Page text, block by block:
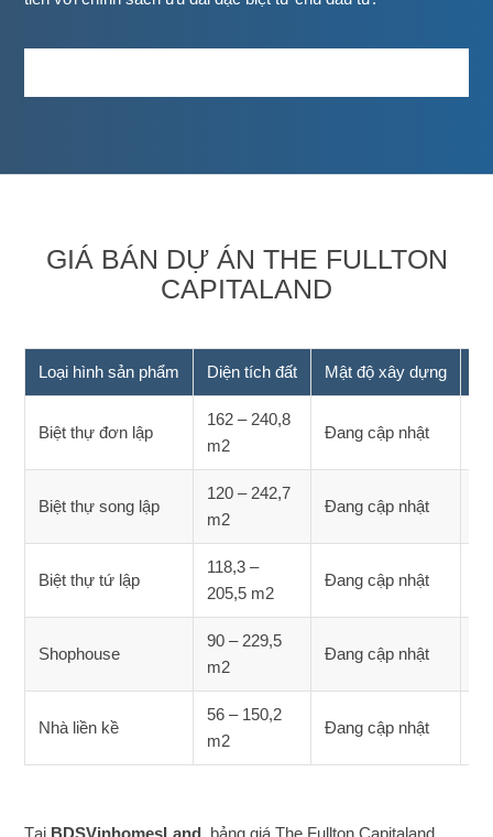
GIÁ BÁN DỰ ÁN THE FULLTON
CAPITALAND
Loại hình sản phẩm Diện tích đất Mật độ xây dựng
Biệt thự đơn lập
162 – 240,8
m2
Đang cập nhật
Biệt thự song lập
120 – 242,7
m2
Đang cập nhật
Biệt thự tứ lập
118,3 –
205,5 m2
Đang cập nhật
Shophouse
90 – 229,5
m2
Đang cập nhật
Nhà liền kề
56 – 150,2
m2
Đang cập nhật
Tại BDSVinhomesLand, bảng giá The Fullton Capitaland